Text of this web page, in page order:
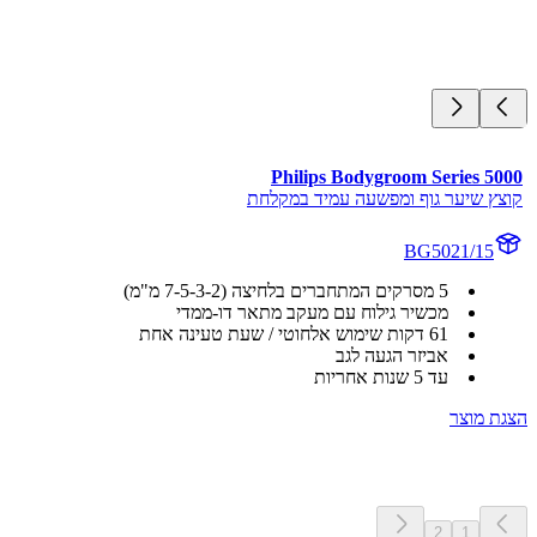
Philips Bodygroom Series
שיער גוף ומפשעה עמיד במקלחת
BG5021/15
מכשיר גילוח עם מעקב מתאר דו-ממדי
61 דקות שימוש אלחוטי / שעת טעינה אחת
אביזר הגעה לגב
עד 5 שנות אחריות
מוצר
1